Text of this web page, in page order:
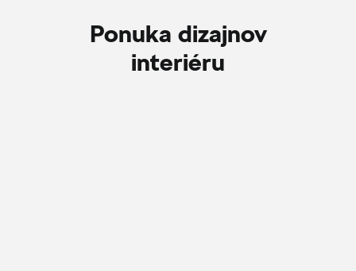
Ponuka dizajnov
interiéru